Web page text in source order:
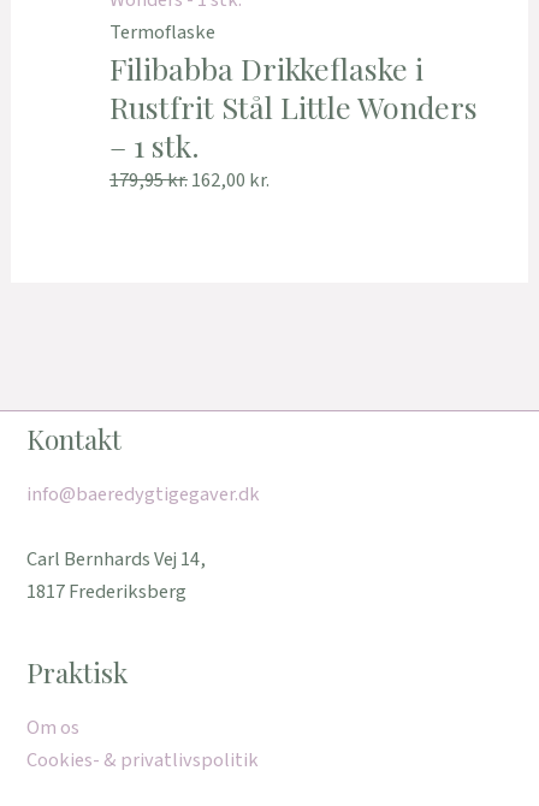
Termoflaske
Filibabba Drikkeflaske i
Rustfrit Stål Little Wonders
– 1 stk.
179,95kr.162,00 kr.
Kontakt
info@baeredygtigegaver.dk
Carl Bernhards Vej 14,
1817 Frederiksberg
Praktisk
Om os
Cookies- & privatlivspolitik